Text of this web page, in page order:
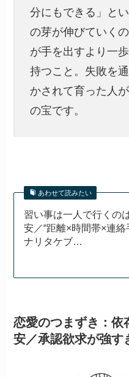
分にもできる」と
の芽が伸びていく
が手を出すより一
持つこと。失敗を
かされて育った人
の宝です。
あわせて読みたい
習い事は一人で行く
安／“距離×時間帯×連
ナリタケブ…
恋愛のつまずき：依
安／承認欲求が強す